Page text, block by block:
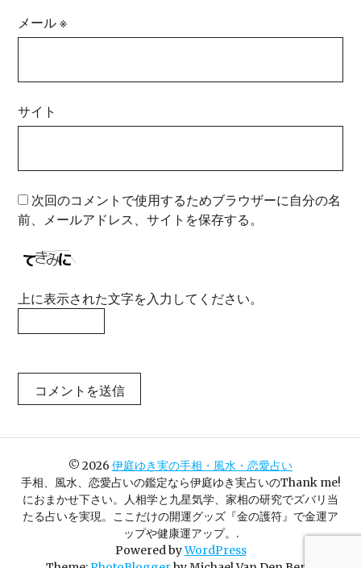
メール※
サイト
次回のコメントで使用するためブラウザーに自分の名
前、メールアドレス、サイトを保存する。
上に表示された文字を入力してください。
© 2026 伊庭ゆき実の手相・風水・恋愛占い
手相、風水、恋愛占いの鑑定なら伊庭ゆき実占いのThank me!
におまかせ下さい。人相学と九星気学、家相の研究でズバリ当
たる占いを実現。ここだけの開運グッズ『金の護符』で金運ア
ップや健康運アップ。.
Powered byWordPress